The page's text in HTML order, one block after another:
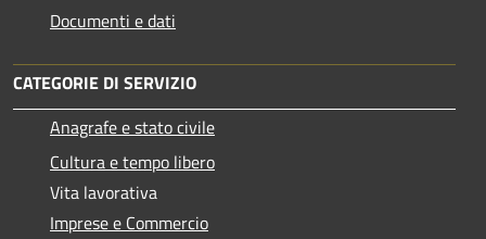
Documenti e dati
CATEGORIE DI SERVIZIO
Anagrafe e stato civile
Cultura e tempo libero
Vita lavorativa
Imprese e Commercio